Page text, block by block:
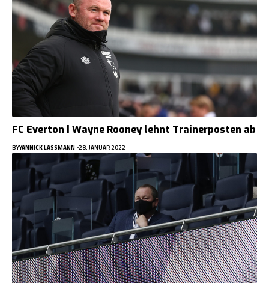
FC Everton | Wayne Rooney lehnt Trainerposten ab
BYYANNICK LASSMANN 28. JANUAR 2022